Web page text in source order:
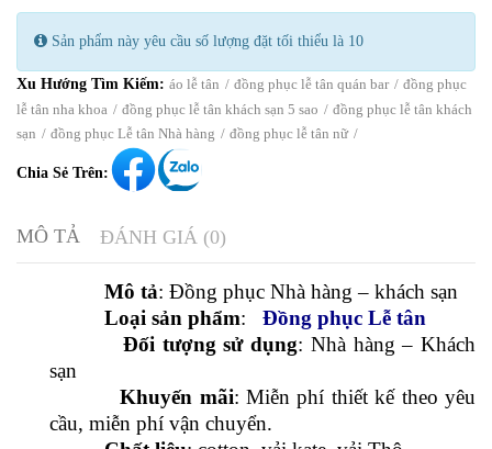
MÔ TẢ ĐÁNH GIÁ (0)
Mô tả: Đồng phục Nhà hàng – khách sạn
Loại sản phẩm: Đồng phục Lễ tân
Đối tượng sử dụng: Nhà hàng – Khách
sạn
Khuyến mãi
cầu, miễn phí vận chuyển.
Chất liệu : cotton, vải kate, vải Thô…
: nhiều màu - khách hàng tự chọn
Kiểu dáng
- Một Nhà hàng – Khách sạn chất lượng tốt
không chỉ phụ thuộc vào thực đơn, cách bố trí,
cách phục vụ mà ngay cả những bộ đồng phục
của nhân viên cũng góp phần vào sự thành công
này. Một bộ đồng phục đẹp mang đến rất nhiều
lợi ích cho các nhà hàng, khách sạn vì không chỉ